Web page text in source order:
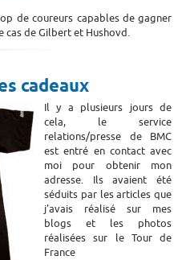
de coureurs capables de gagner
cas de Gilbert et Hushovd.
cadeaux
Il y a plusieurs jours de
cela, le service
relations/presse de BMC
est entré en contact avec
moi pour obtenir mon
adresse. Ils avaient été
séduits par les articles que
j'avais réalisé sur mes
blogs et les photos
réalisées sur le Tour de
France